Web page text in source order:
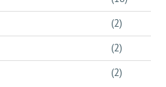
(2)
(2)
(2)